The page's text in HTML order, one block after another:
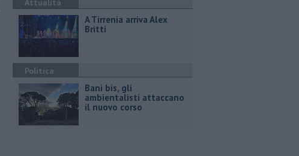
Attualità
A Tirrenia arriva Alex
Britti
Politica
Bani bis, gli
ambientalisti attaccano
il nuovo corso